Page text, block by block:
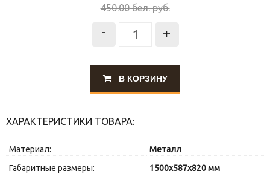
450.00бел. руб.
- +
В КОРЗИНУ
ХАРАКТЕРИСТИКИ ТОВАРА:
Материал:
Металл
Габаритные размеры:
1500х587х820 мм